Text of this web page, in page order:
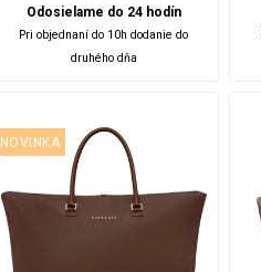
Odosielame do 24 hodín
Pri objednaní do 10h dodanie do
druhého dňa
NOVINKA